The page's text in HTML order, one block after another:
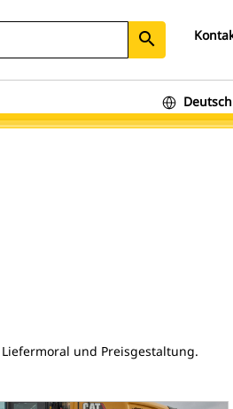
search
Deutsch
und Preisgestaltung.